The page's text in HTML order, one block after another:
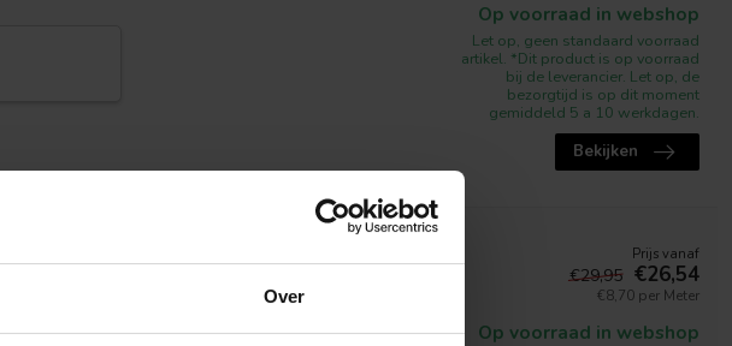
Over
Op voorraad in webshop
Let op, geen standaard voorraad
artikel. *Dit product is op voorraad
bij de leverancier. Let op, de
bezorgtijd is op dit moment
gemiddeld 5 a 10 werkdagen.
Bekijken
Fijnbezaagd
van 63x175mm. Het vers gezaagde douglas hout is
Prijs vanaf
€29,95 €26,54
€8,70 per Meter
Op voorraad in webshop